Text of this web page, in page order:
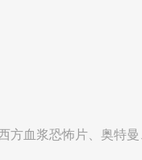
方血浆恐怖片、奥特